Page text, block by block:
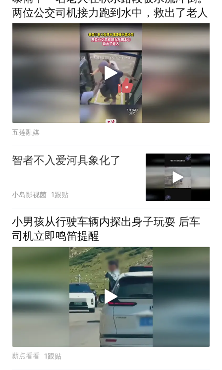
两位公交司机接力跑到水中，救出了老人
五莲融媒
智者不入爱河具象化了
小岛影视菌 1跟贴
小男孩从行驶车辆内探出身子玩耍 后车
司机立即鸣笛提醒
薪点看看 1跟贴